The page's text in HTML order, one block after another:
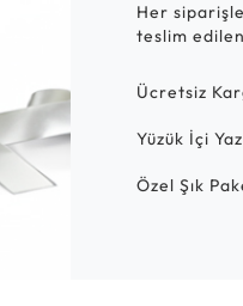
Her
teslim
Ücretsiz
Yüzük İçi
Özel Şık